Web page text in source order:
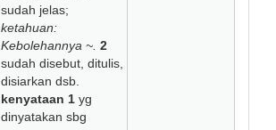
sudah jelas;
ketahuan:
Kebolehannya ~. 2
sudah disebut, ditulis,
disiarkan dsb.
kenyataan 1 yg
dinyatakan sbg